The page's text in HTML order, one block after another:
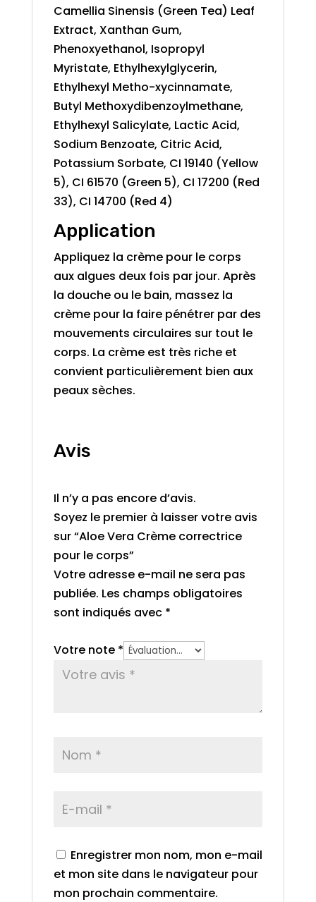
Camellia Sinensis (Green Tea) Leaf
Extract, Xanthan Gum,
Phenoxyethanol, Isopropyl
Myristate, Ethylhexylglycerin,
Ethylhexyl Metho-xycinnamate,
Butyl Methoxydibenzoylmethane,
Ethylhexyl Salicylate, Lactic Acid,
Sodium Benzoate, Citric Acid,
Potassium Sorbate, CI 19140 (Yellow
5), CI 61570 (Green 5), CI 17200 (Red
33), CI 14700 (Red 4)
Application
Appliquez la crème pour le corps
aux algues deux fois par jour. Après
la douche ou le bain, massez la
crème pour la faire pénétrer par des
mouvements circulaires sur tout le
corps. La crème est très riche et
convient particulièrement bien aux
peaux sèches.
Avis
Il n’y a pas encore d’avis.
Soyez le premier à laisser votre avis
sur “Aloe Vera Crème correctrice
pour le corps”
Votre adresse e-mail ne sera pas
publiée. Les champs obligatoires
sont indiqués avec *
Votre note *
Enregistrer mon nom, mon e-mail
et mon site dans le navigateur pour
mon prochain commentaire.